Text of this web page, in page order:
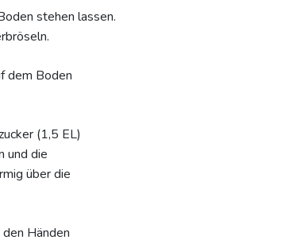
stehen lassen.
dem Boden
(1,5 EL)
und die
über die
Händen